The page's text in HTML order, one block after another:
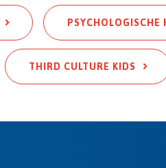
PSYCHOLOGISCHE
THIRD CULTURE KIDS